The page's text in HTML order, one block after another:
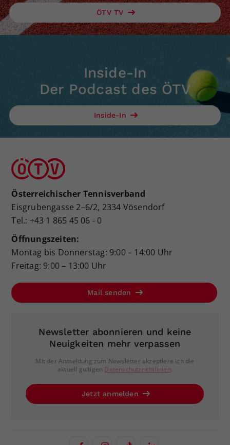
ÖTV TV
Inside-In
Der Podcast des ÖTV
Inside-In
Österreichischer Tennisverband
Eisgrubengasse 2–6/2, 2334 Vösendorf
Tel.: +43 1 865 45 06 - 0
Öffnungszeiten:
Montag bis Donnerstag: 9:00 – 14:00 Uhr
Freitag: 9:00 – 13:00 Uhr
Mail senden
Newsletter abonnieren und keine
Neuigkeiten mehr verpassen
Mit der Anmeldung zum Newsletter akzeptiere ich die
aktuell gültigen Datenschutzrichtlinien.
Jetzt anmelden